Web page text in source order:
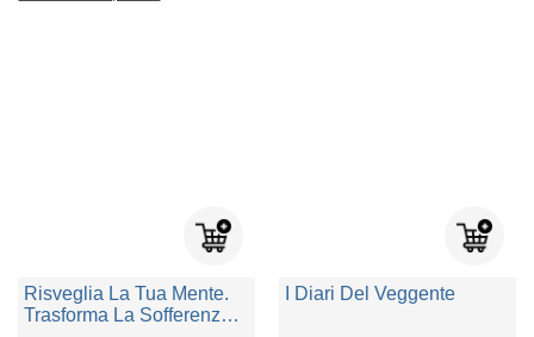
Risveglia La Tua Mente.
Trasforma La Sofferenza
I Diari Del Veggente